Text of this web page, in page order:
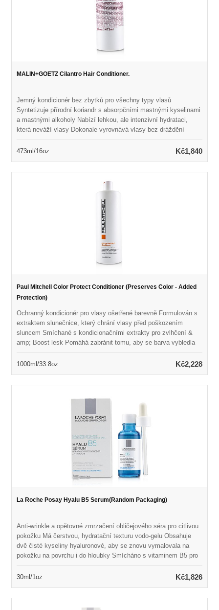
MALIN+GOETZ Cilantro Hair Conditioner.
Jemný kondicionér bez zbytků pro všechny typy vlasů
Syntetizuje přírodní koriandr s absorpčními mastnými kyselinami
a mastnými alkoholy Nabízí lehkou, ale intenzivní hydrataci,
která neváží vlasy Dokonale vyrovnává vlasy bez dráždění
a zdravě vypadající Naplněno přirozenou vůní a barvou Vhodné
473ml/16oz Kč1,840
Paul Mitchell Color Protect Conditioner (Preserves Color - Added
Protection)
Ochranný kondicionér pro vlasy ošetřené barevně Formulován s
extraktem slunečnice, který chrání vlasy před poškozením
sluncem Smíchané s kondicionačními extrakty pro zvlhčení &
amp; Boost lesk Pomáhá zabránit tomu, aby se barva vybledla
vyživovaný Vegan, Color Safe & amp; bez parabenů
1000ml/33.8oz Kč2,228
La Roche Posay Hyalu B5 Serum(Random Packaging)
Anti-wrinkle a opětovné zmrzačení obličejového séra pro citlivou
pokožku Má čerstvou, hydratační texturu vodo-gelu Obsahuje
dvě čisté kyseliny hyaluronové, aby se znovu vymalovala na
pokožku na povrchu i do hloubky Smícháno s vitaminem B5 pro
léčivé bylinkové centella asiatica Pomáhá vyplnit vrásky
30ml/1oz Kč1,826